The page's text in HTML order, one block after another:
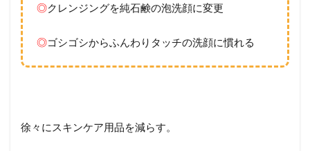
◎クレンジングを純石鹸の泡洗顔に変更
◎ゴシゴシからふんわりタッチの洗顔に慣れる
徐々にスキンケア用品を減らす。